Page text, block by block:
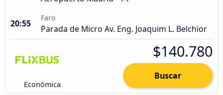
20:55
Faro
Parada de Micro Av. Eng. Joaquim L. Belchior
Económica
$140.780
Buscar